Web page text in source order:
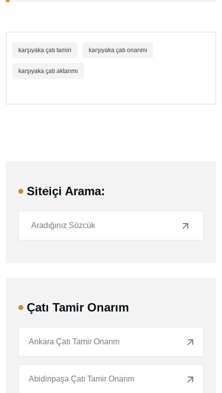
karşıyaka çatı tamiri karşıyaka çatı onarımı
karşıyaka çatı aktarımı
Siteiçi Arama:
Çatı Tamir Onarım
Ankara Çatı Tamir Onarım
Abidinpaşa Çatı Tamir Onarım